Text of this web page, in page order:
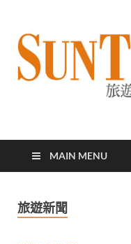
太陽網
MAIN MENU
旅遊新聞